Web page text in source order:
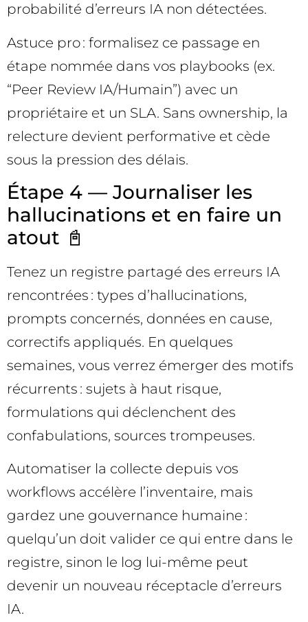
probabilité d’erreurs IA non détectées.
Astuce pro : formalisez ce passage en
étape nommée dans vos playbooks (ex.
“Peer Review IA/Humain”) avec un
propriétaire et un SLA. Sans ownership, la
relecture devient performative et cède
sous la pression des délais.
Étape 4 — Journaliser les
hallucinations et en faire un
atout 📓
Tenez un registre partagé des erreurs IA
rencontrées : types d’hallucinations,
prompts concernés, données en cause,
correctifs appliqués. En quelques
semaines, vous verrez émerger des motifs
récurrents : sujets à haut risque,
formulations qui déclenchent des
confabulations, sources trompeuses.
Automatiser la collecte depuis vos
workflows accélère l’inventaire, mais
gardez une gouvernance humaine :
quelqu’un doit valider ce qui entre dans le
registre, sinon le log lui-même peut
devenir un nouveau réceptacle d’erreurs
IA.